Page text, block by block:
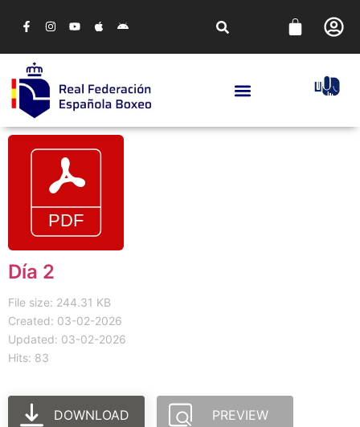
Día 2
File size: 244.31 KB
Created: 03-02-2026
Updated: 03-02-2026
Hits: 83
DOWNLOAD PREVIEW